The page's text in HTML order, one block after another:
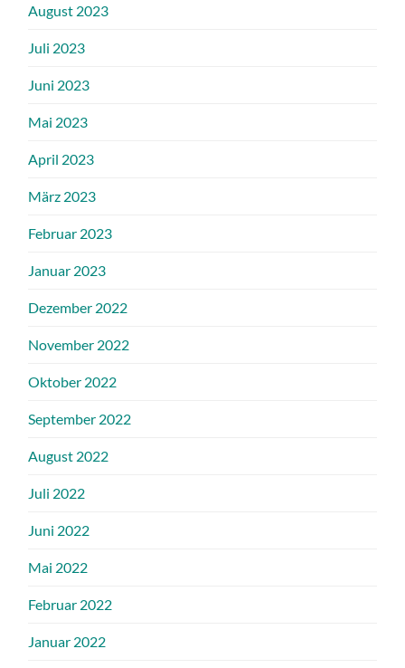
August 2023
Juli 2023
Juni 2023
Mai 2023
April 2023
März 2023
Februar 2023
Januar 2023
Dezember 2022
November 2022
Oktober 2022
September 2022
August 2022
Juli 2022
Juni 2022
Mai 2022
Februar 2022
Januar 2022